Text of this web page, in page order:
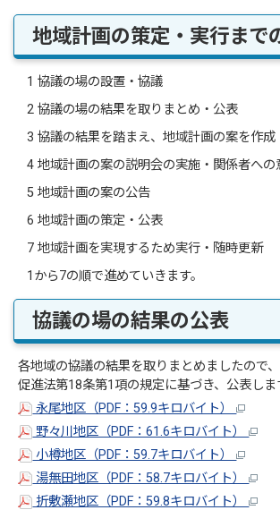
地域計画の策定・実行まで
1 協議の場の設置・協議
2 協議の場の結果を取りまとめ・公表
3 協議の結果を踏まえ、地域計画の案を作成
4 地域計画の案の説明会の実施・関係者への
5 地域計画の案の公告
6 地域計画の策定・公表
7 地域計画を実現するため実行・随時更新
1から7の順で進めていきます。
協議の場の結果の公表
各地域の協議の結果を取りまとめましたので
促進法第18条第1項の規定に基づき、公表しま
永尾地区（PDF：59.9キロバイト）
野々川地区（PDF：61.6キロバイト）
小樽地区（PDF：59.7キロバイト）
湯無田地区（PDF：58.7キロバイト）
折敷瀬地区（PDF：59.8キロバイト）